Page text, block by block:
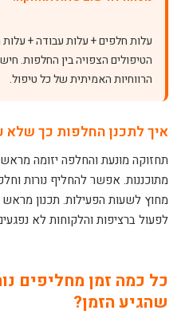
עלות חלפים + עלות עבודה +
הטיפולים הצפויה בין החלפות.
הרווחיות האמיתית של כל טיפול.
איך לתכנן החלפות כך שלא
תחזוקה מונעת והחלפה יזומה
מתוכננות. אפשר להחליף נורות
מחוץ לשעות הפעילות. תכנון
לפעול ברציפות והלקוחות לא
כל כמה זמן מחליפים
שהגיע הזמן?